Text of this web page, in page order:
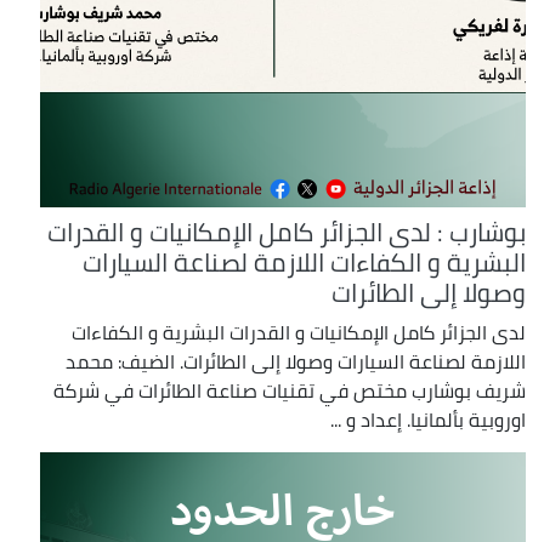
بوشارب : لدى الجزائر كامل الإمكانيات و القدرات
البشرية و الكفاءات اللازمة لصناعة السيارات
وصولا إلى الطائرات
لدى الجزائر كامل الإمكانيات و القدرات البشرية و الكفاءات
اللازمة لصناعة السيارات وصولا إلى الطائرات. الضيف: محمد
شريف بوشارب مختص في تقنيات صناعة الطائرات في شركة
اوروبية بألمانيا. إعداد و ...